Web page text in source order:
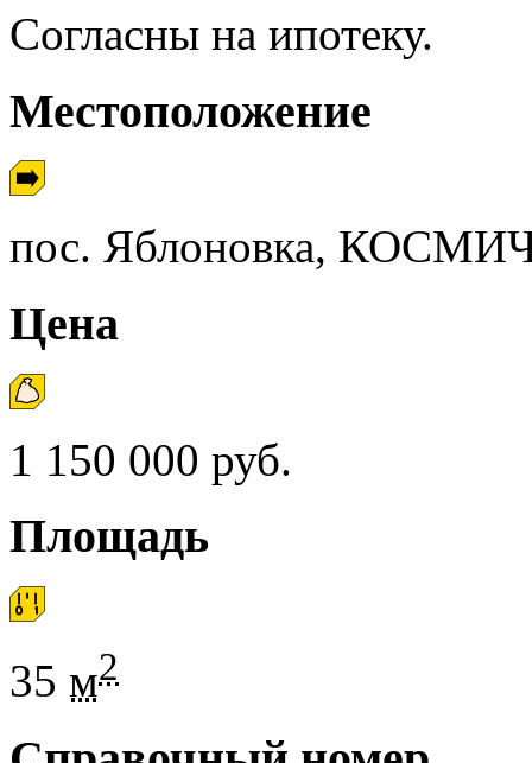
Согласны на ипотеку.
Местоположение
пос. Яблоновка,
Цена
1 150 000 руб.
Площадь
35 м2